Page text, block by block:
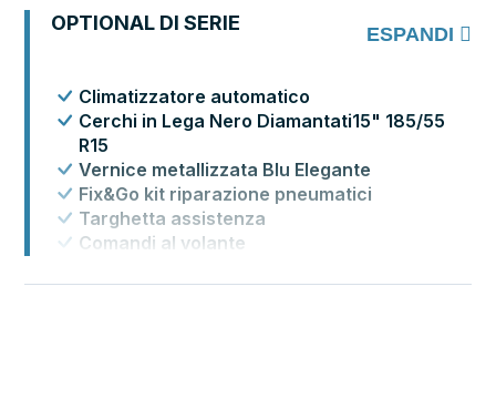
OPTIONAL DI SERIE ESPANDI
Climatizzatore automatico
Cerchi in Lega Nero Diamantati15" 185/55
R15
Vernice metallizzata Blu Elegante
Fix&Go kit riparazione pneumatici
Targhetta assistenza
Comandi al volante
OPT MANOVRA SEDILI SEAQUAL